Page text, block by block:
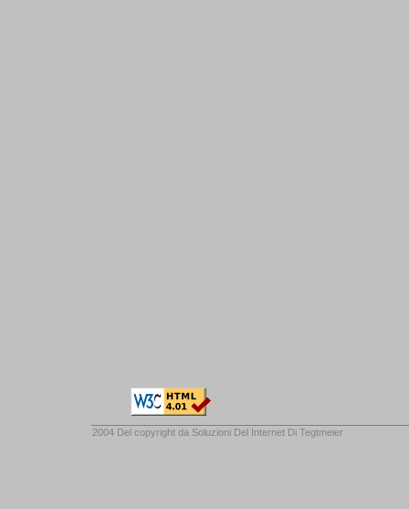
2004 Del copyright da Soluzioni Del Internet Di Tegtmeier